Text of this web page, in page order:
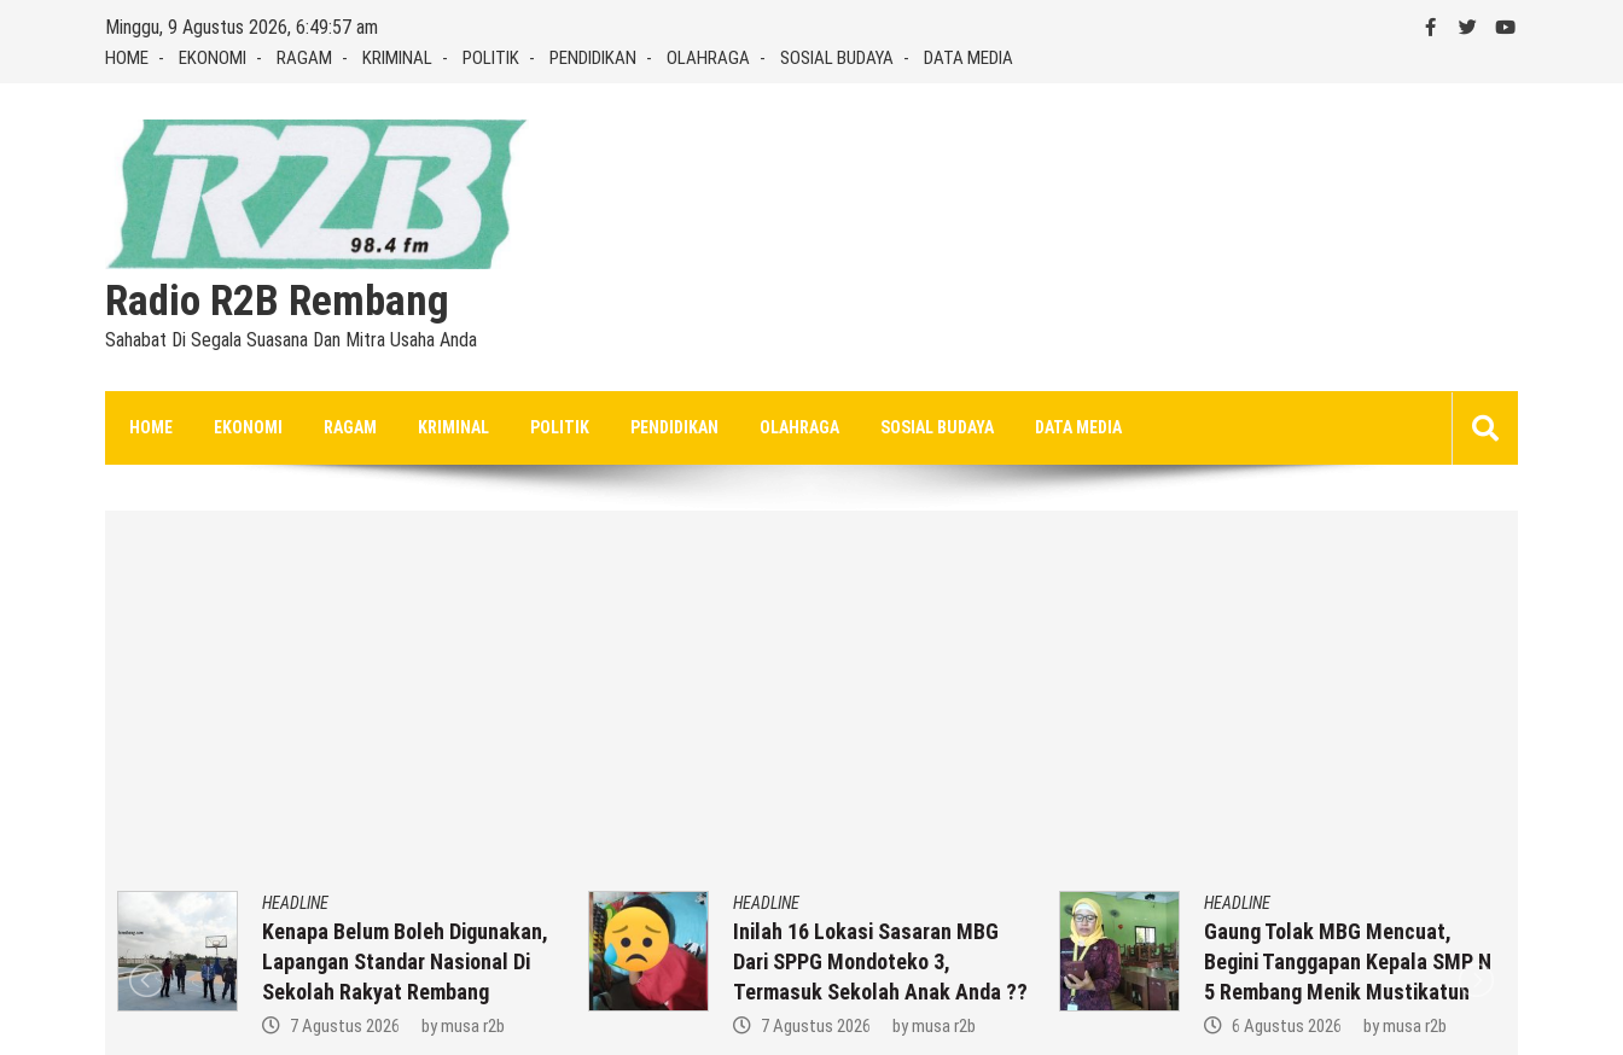
Minggu, 9 Agustus 2026, 6:49:58 am
HOME EKONOMI RAGAM KRIMINAL POLITIK PENDIDIKAN OLAHRAGA SOSIAL BUDAYA DATA MEDIA
Radio R2B Rembang
Sahabat Di Segala Suasana Dan Mitra Usaha Anda
HOME EKONOMI RAGAM KRIMINAL POLITIK PENDIDIKAN OLAHRAGA SOSIAL BUDAYA DATA MEDIA
HEADLINE
Kenapa Belum Boleh Digunakan,
Lapangan Standar Nasional Di
Sekolah Rakyat Rembang
7 Agustus 2026 bymusa r2b
HEADLINE
Inilah 16 Lokasi Sasaran MBG
Dari SPPG Mondoteko 3,
Termasuk Sekolah Anak Anda ??
7 Agustus 2026 bymusa r2b
HEADLINE
Gaung Tolak MBG Mencuat,
Begini Tanggapan Kepala SMP N
5 Rembang Menik Mustikatun
6 Agustus 2026 bymusa r2b